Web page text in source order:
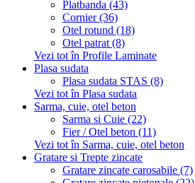
Platbanda (43)
Cornier (36)
Otel rotund (18)
Otel patrat (8)
Vezi tot în Profile Laminate
Plasa sudata
Plasa sudata STAS (8)
Vezi tot în Plasa sudata
Sarma, cuie, otel beton
Sarma si Cuie (22)
Fier / Otel beton (11)
Vezi tot în Sarma, cuie, otel beton
Gratare si Trepte zincate
Gratare zincate carosabile (7)